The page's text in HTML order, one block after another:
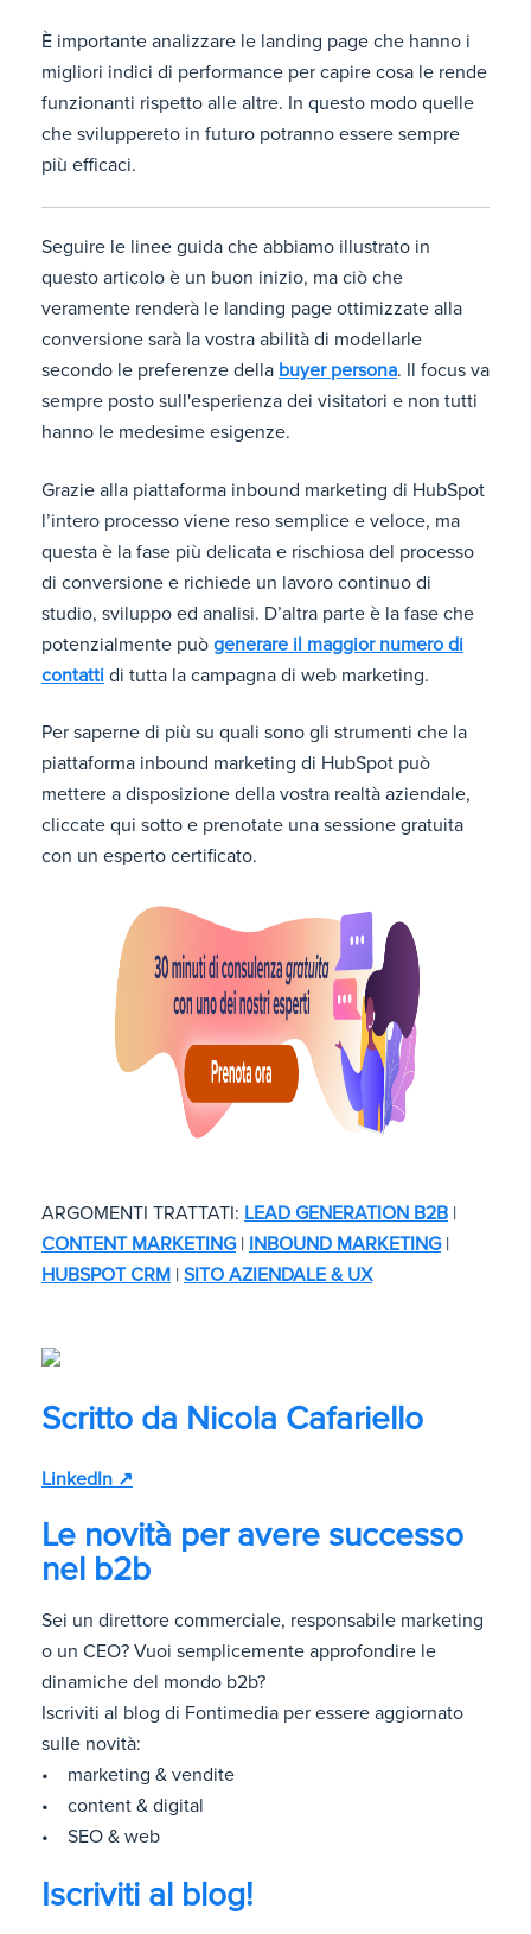
È importante analizzare le landing page che hanno i
migliori indici di performance per capire cosa le rende
funzionanti rispetto alle altre. In questo modo quelle
che sviluppereto in futuro potranno essere sempre
più efficaci.
Seguire le linee guida che abbiamo illustrato in
questo articolo è un buon inizio, ma ciò che
veramente renderà le landing page ottimizzate alla
conversione sarà la vostra abilità di modellarle
secondo le preferenze della buyer persona. Il focus va
sempre posto sull'esperienza dei visitatori e non tutti
hanno le medesime esigenze.
Grazie alla piattaforma inbound marketing di HubSpot
l’intero processo viene reso semplice e veloce, ma
questa è la fase più delicata e rischiosa del processo
di conversione e richiede un lavoro continuo di
studio, sviluppo ed analisi. D’altra parte è la fase che
potenzialmente può generare il maggior numero di
contatti di tutta la campagna di web marketing.
Per saperne di più su quali sono gli strumenti che la
piattaforma inbound marketing di HubSpot può
mettere a disposizione della vostra realtà aziendale,
cliccate qui sotto e prenotate una sessione gratuita
con un esperto certificato.
ARGOMENTI TRATTATI: LEAD GENERATION B2B |
CONTENT MARKETING | INBOUND MARKETING |
HUBSPOT CRM | SITO AZIENDALE & UX
Scritto da Nicola Cafariello
LinkedIn ↗
Le novità per avere successo
nel b2b
Sei un direttore commerciale, responsabile marketing
o un CEO? Vuoi semplicemente approfondire le
dinamiche del mondo b2b?
Iscriviti al blog di Fontimedia per essere aggiornato
sulle novità:
• marketing & vendite
• content & digital
• SEO & web
Iscriviti al blog!